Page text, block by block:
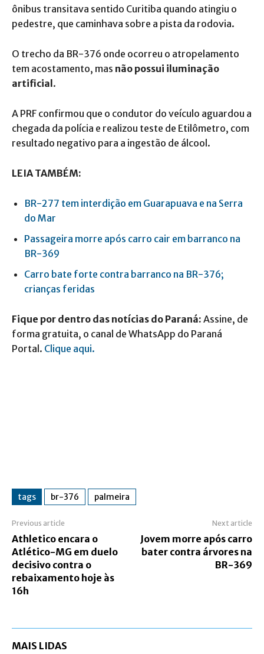
ônibus transitava sentido Curitiba quando atingiu o
pedestre, que caminhava sobre a pista da rodovia.
O trecho da BR-376 onde ocorreu o atropelamento
tem acostamento, mas não possui iluminação
artificial.
A PRF confirmou que o condutor do veículo aguardou a
chegada da polícia e realizou teste de Etilômetro, com
resultado negativo para a ingestão de álcool.
LEIA TAMBÉM:
BR-277 tem interdição em Guarapuava e na Serra
do Mar
Passageira morre após carro cair em barranco na
BR-369
Carro bate forte contra barranco na BR-376;
crianças feridas
Fique por dentro das notícias do Paraná: Assine, de
forma gratuita, o canal de WhatsApp do Paraná
Portal. Clique aqui.
tags br-376 palmeira
Previous article
Athletico encara o
Atlético-MG em duelo
decisivo contra o
rebaixamento hoje às
16h
Next article
Jovem morre após carro
bater contra árvores na
BR-369
MAIS LIDAS